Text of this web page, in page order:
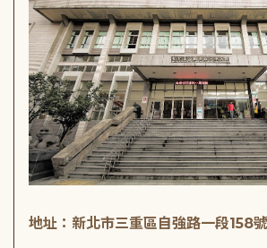
地址：新北市三重區自強路一段158號